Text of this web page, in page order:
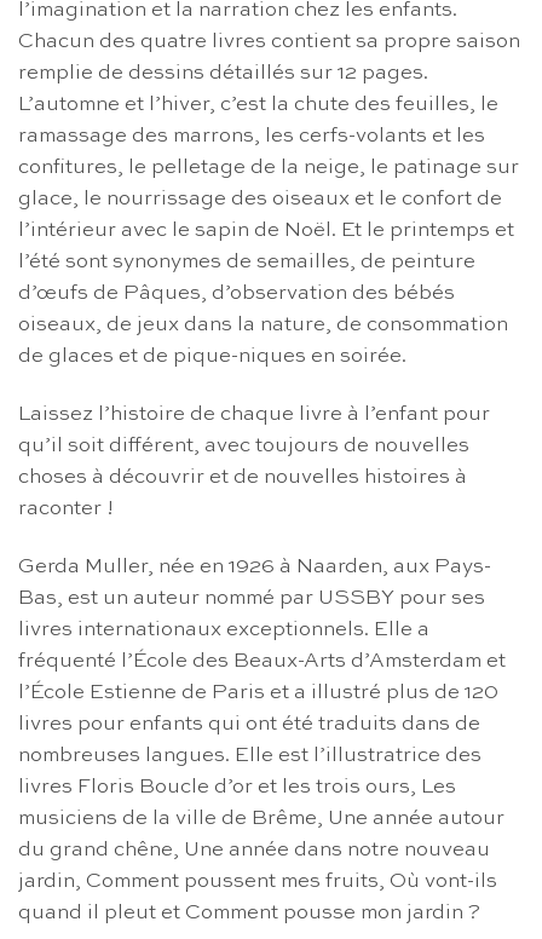
l’imagination et la narration chez les enfants.
Chacun des quatre livres contient sa propre saison
remplie de dessins détaillés sur 12 pages.
L’automne et l’hiver, c’est la chute des feuilles, le
ramassage des marrons, les cerfs-volants et les
confitures, le pelletage de la neige, le patinage sur
glace, le nourrissage des oiseaux et le confort de
l’intérieur avec le sapin de Noël. Et le printemps et
l’été sont synonymes de semailles, de peinture
d’œufs de Pâques, d’observation des bébés
oiseaux, de jeux dans la nature, de consommation
de glaces et de pique-niques en soirée.
Laissez l’histoire de chaque livre à l’enfant pour
qu’il soit différent, avec toujours de nouvelles
choses à découvrir et de nouvelles histoires à
raconter !
Gerda Muller, née en 1926 à Naarden, aux Pays-
Bas, est un auteur nommé par USSBY pour ses
livres internationaux exceptionnels. Elle a
fréquenté l’École des Beaux-Arts d’Amsterdam et
l’École Estienne de Paris et a illustré plus de 120
livres pour enfants qui ont été traduits dans de
nombreuses langues. Elle est l’illustratrice des
livres Floris Boucle d’or et les trois ours, Les
musiciens de la ville de Brême, Une année autour
du grand chêne, Une année dans notre nouveau
jardin, Comment poussent mes fruits, Où vont-ils
quand il pleut et Comment pousse mon jardin ?